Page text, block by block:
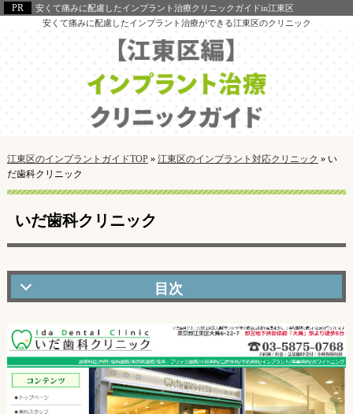
安くて痛みに配慮したインプラント治療クリニックガイドin江東区
安くて痛みに配慮したインプラント治療ができる江東区のクリニック
江東区のインプラントガイドTOP» 江東区のインプラント対応クリニック » い
だ歯科クリニック
いだ歯科クリニック
インプラント治療で評判！知識・経験豊富な医師が在籍
いだ歯科クリニックの医師
いだ歯科クリニックの基本情報